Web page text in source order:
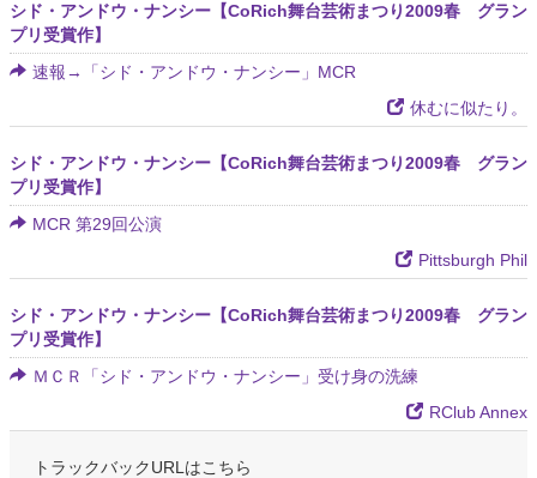
シド・アンドウ・ナンシー【CoRich舞台芸術まつり2009春 グラン
プリ受賞作】
速報→「シド・アンドウ・ナンシー」MCR
休むに似たり。
シド・アンドウ・ナンシー【CoRich舞台芸術まつり2009春 グラン
プリ受賞作】
MCR 第29回公演
Pittsburgh Phil
シド・アンドウ・ナンシー【CoRich舞台芸術まつり2009春 グラン
プリ受賞作】
ＭＣＲ「シド・アンドウ・ナンシー」受け身の洗練
RClub Annex
トラックバックURLはこちら